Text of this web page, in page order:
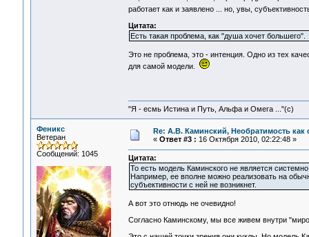
работает как и заявлено ... но, увы,
Цитата:
Есть такая проблема, как "душа хочет большего".
Это не проблема, это - интенция. Одно из тех
для самой модели.
"Я - есмь Истина и Путь, Альфа и Омега ..."(с)
Феникс
Ветеран
Сообщений: 1045
Re: А.В. Каминский, Необратимость как
« Ответ #3 : 16 Октября 2010, 02:22:48 »
Цитата:
То есть модель Каминского не является
Например, ее вполне можно реализовать на
субъективности с ней не возникнет.
А вот это отнюдь не очевидно!
Согласно Каминскому, мы все живем внутри